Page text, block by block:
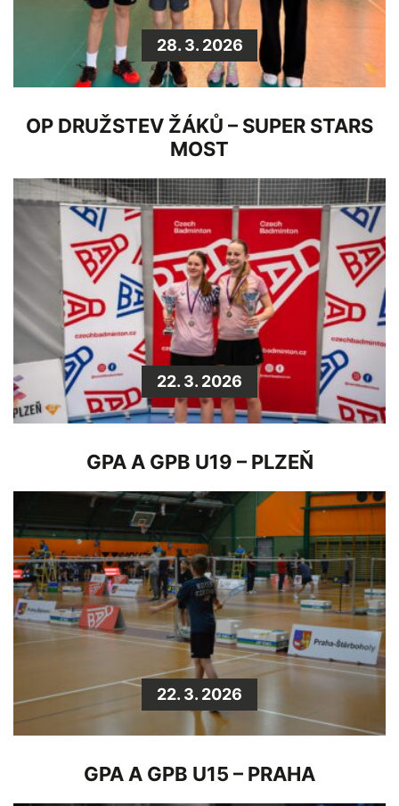
28. 3. 2026
OP DRUŽSTEV ŽÁKŮ – SUPER STARS
MOST
22. 3. 2026
GPA A GPB U19 – PLZEŇ
22. 3. 2026
GPA A GPB U15 – PRAHA